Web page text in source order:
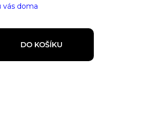
DO KOŠÍKU
vás doma